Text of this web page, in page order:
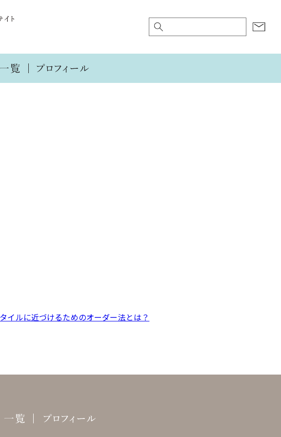
イルに近づけるためのオーダー法とは？